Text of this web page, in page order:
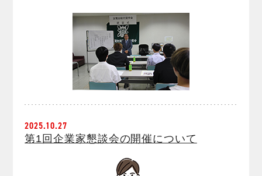
2025.10.27
第1回企業家懇談会の開催について